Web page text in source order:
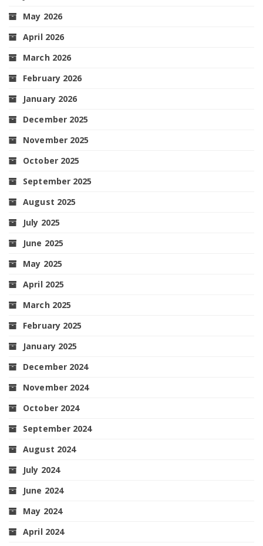
May 2026
April 2026
March 2026
February 2026
January 2026
December 2025
November 2025
October 2025
September 2025
August 2025
July 2025
June 2025
May 2025
April 2025
March 2025
February 2025
January 2025
December 2024
November 2024
October 2024
September 2024
August 2024
July 2024
June 2024
May 2024
April 2024